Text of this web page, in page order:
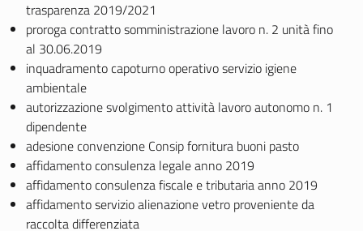
trasparenza 2019/2021
proroga contratto somministrazione lavoro n. 2 unità fino
al 30.06.2019
inquadramento capoturno operativo servizio igiene
ambientale
autorizzazione svolgimento attività lavoro autonomo n. 1
dipendente
adesione convenzione Consip fornitura buoni pasto
affidamento consulenza legale anno 2019
affidamento consulenza fiscale e tributaria anno 2019
affidamento servizio alienazione vetro proveniente da
raccolta differenziata